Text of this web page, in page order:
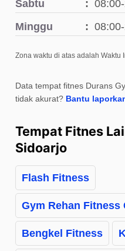
Sabtu
Minggu
Zona waktu di atas adalah Waktu
Data tempat fitnes Durans
tidak akurat? Bantu
Tempat Fitnes
Sidoarjo
Flash Fitness
Gym Rehan Fitness
Bengkel Fitness